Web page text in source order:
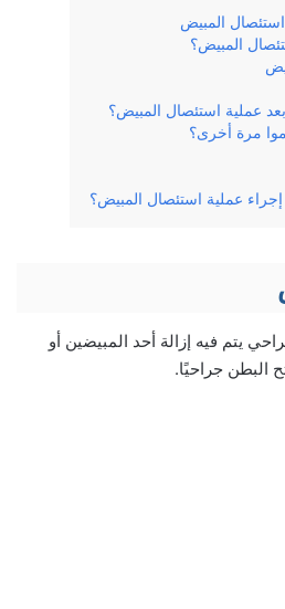
استئصال المبيض
المبيض؟
عملية استئصال المبيض؟
مرة أخرى؟
عملية استئصال المبيض؟
يتم فيه إزالة أحد المبيضين أو
البطن جراحيًا.